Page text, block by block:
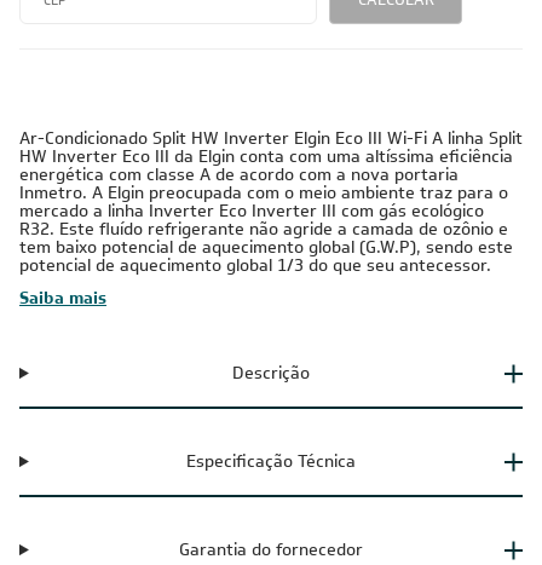
Ar-Condicionado Split HW Inverter Elgin Eco III Wi-Fi A linha Split
HW Inverter Eco III da Elgin conta com uma altíssima eficiência
energética com classe A de acordo com a nova portaria
Inmetro. A Elgin preocupada com o meio ambiente traz para o
mercado a linha Inverter Eco Inverter III com gás ecológico
R32. Este fluído refrigerante não agride a camada de ozônio e
tem baixo potencial de aquecimento global (G.W.P), sendo este
potencial de aquecimento global 1/3 do que seu antecessor.
Saiba mais
Descrição
Especificação Técnica
Garantia do fornecedor